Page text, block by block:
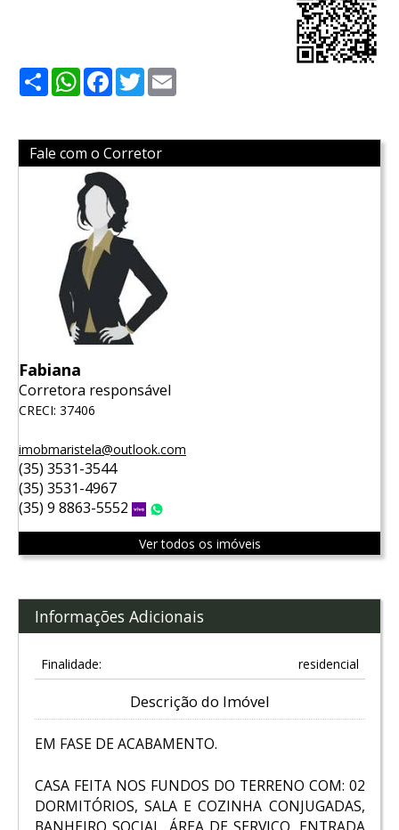
ShareWhatsApp
Facebook
Twitter
Fale com o Corretor
Fabiana
Corretora responsável
CRECI: 37406
imobmaristela@outlook.com
(35) 3531-3544
(35) 3531-4967
(35) 9 8863-5552
Vivo
Ver todos os imóveis
Informações Adicionais
Finalidade: residencial
Descrição do Imóvel
EM FASE DE ACABAMENTO.
CASA FEITA NOS FUNDOS DO TERRENO COM: 02
DORMITÓRIOS, SALA E COZINHA CONJUGADAS,